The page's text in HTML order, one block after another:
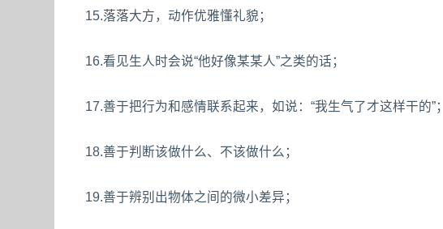
15.落落大方，动作优雅懂礼貌；
16.看见生人时会说“他好像某某人”之类的话；
17.善于把行为和感情联系起来，如说：“我生气了才这样干的”；
18.善于判断该做什么、不该做什么；
19.善于辨别出物体之间的微小差异；